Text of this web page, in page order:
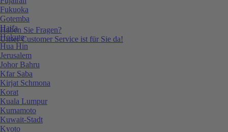
Haben Sie Fragen?
Unser Customer Service ist für Sie da!
Fukuoka
Gotemba
Haifa
Hokuto
Hua Hin
Jerusalem
Johor Bahru
Kfar Saba
Kirjat Schmona
Korat
Kuala Lumpur
Kumamoto
Kuwait-Stadt
Kyoto